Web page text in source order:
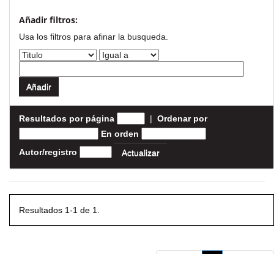
Añadir filtros:
Usa los filtros para afinar la busqueda.
Resultados por página | Ordenar por
En orden
Autor/registro
Resultados 1-1 de 1.